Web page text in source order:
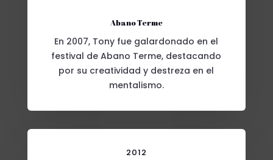
Abano Terme
En 2007, Tony fue galardonado en el
festival de Abano Terme, destacando
por su creatividad y destreza en el
mentalismo.
2012